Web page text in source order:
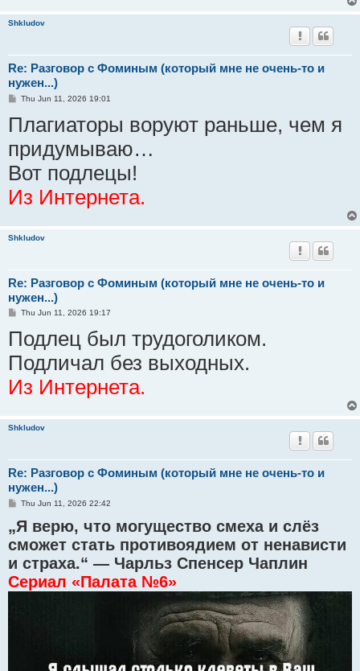
Shkludov
Re: Разговор с Фоминым (который мне не очень-то и
нужен...)
P
s
Thu Jun 11, 2026 19:01
Плагиаторы воруют раньше, чем я
придумываю…
Вот подлецы!
Из Интернета.
Shkludov
Re: Разговор с Фоминым (который мне не очень-то и
нужен...)
P
s
Thu Jun 11, 2026 19:17
Подлец был трудоголиком.
Подличал без выходных.
Из Интернета.
Shkludov
Re: Разговор с Фоминым (который мне не очень-то и
нужен...)
P
s
t
Thu Jun 11, 2026 22:42
„Я верю, что могущество смеха и слёз
сможет стать противоядием от ненависти
и страха.“ — Чарльз Спенсер Чаплин
Сериал «Палата №6»